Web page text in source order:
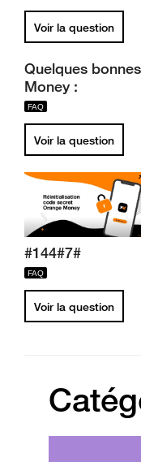
Voir la question
Quelques
Money :
Voir la question
#144#7#
Voir la question